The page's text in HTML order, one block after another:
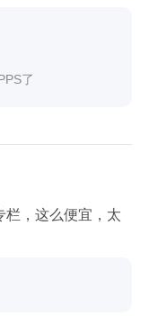
三十兆带宽], 也许
问题就是上期说
卡流量,甚至是网络
计某个网卡的流
了
栏，这么便宜，太